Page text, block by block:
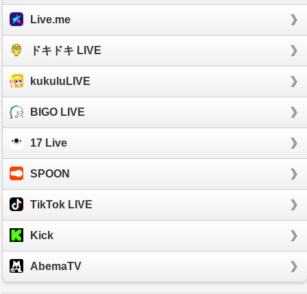
Live.me
ドキドキ LIVE
kukuluLIVE
BIGO LIVE
17 Live
SPOON
TikTok LIVE
Kick
AbemaTV